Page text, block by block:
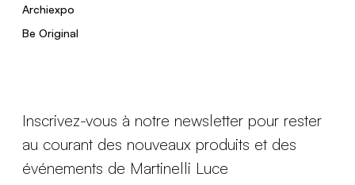
Archiexpo
Be Original
Inscrivez-vous à notre newsletter pour rester
au courant des nouveaux produits et des
événements de Martinelli Luce